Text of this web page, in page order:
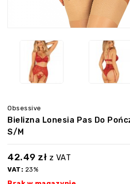
Obsessive
Bielizna Lonesia Pas Do
S/M
42.49 zł z VAT
VAT: 23%